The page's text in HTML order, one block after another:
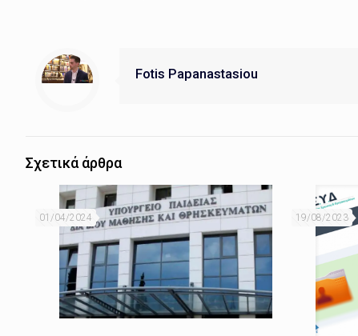
Fotis Papanastasiou
Σχετικά άρθρα
01/04/2024 19/08/2023